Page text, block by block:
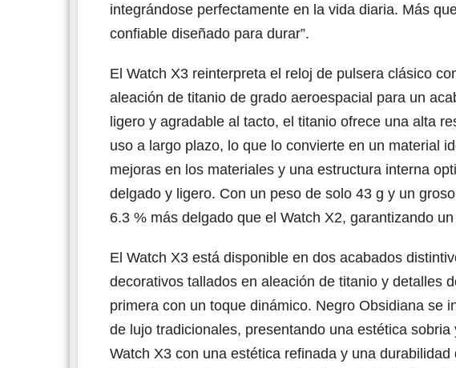
integrándose perfectamente en la vida diaria. Más
confiable diseñado para durar”.
El Watch X3 reinterpreta el reloj de pulsera clásico
aleación de titanio de grado aeroespacial para un
ligero y agradable al tacto, el titanio ofrece una alta
uso a largo plazo, lo que lo convierte en un material
mejoras en los materiales y una estructura interna
delgado y ligero. Con un peso de solo 43 g y un
6.3 % más delgado que el Watch X2, garantizando
El Watch X3 está disponible en dos acabados
decorativos tallados en aleación de titanio y detalles
primera con un toque dinámico. Negro Obsidiana se
de lujo tradicionales, presentando una estética
Watch X3 con una estética refinada y una